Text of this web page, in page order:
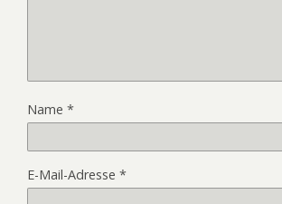
Name *
E-Mail-Adresse *